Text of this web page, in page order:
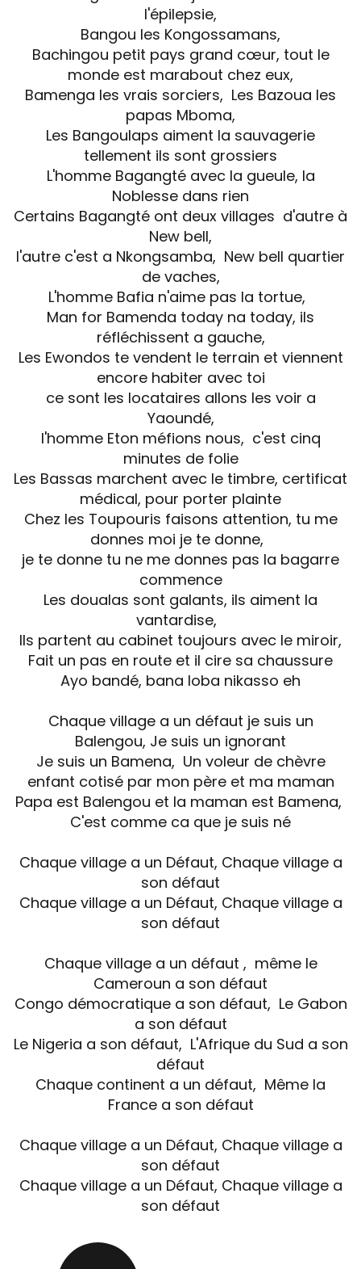
l'épilepsie,
Bangou les Kongossamans,
Bachingou petit pays grand cœur, tout le
monde est marabout chez eux,
Bamenga les vrais sorciers, Les Bazoua les
papas Mboma,
Les Bangoulaps aiment la sauvagerie
tellement ils sont grossiers
L'homme Bagangté avec la gueule, la
Noblesse dans rien
Certains Bagangté ont deux villages d'autre à
New bell,
l'autre c'est a Nkongsamba, New bell quartier
de vaches,
L'homme Bafia n'aime pas la tortue,
Man for Bamenda today na today, ils
réfléchissent a gauche,
Les Ewondos te vendent le terrain et viennent
encore habiter avec toi
ce sont les locataires allons les voir a
Yaoundé,
l'homme Eton méfions nous, c'est cinq
minutes de folie
Les Bassas marchent avec le timbre, certificat
médical, pour porter plainte
Chez les Toupouris faisons attention, tu me
donnes moi je te donne,
je te donne tu ne me donnes pas la bagarre
commence
Les doualas sont galants, ils aiment la
vantardise,
Ils partent au cabinet toujours avec le miroir,
Fait un pas en route et il cire sa chaussure
Ayo bandé, bana loba nikasso eh
Chaque village a un défaut je suis un
Balengou, Je suis un ignorant
Je suis un Bamena, Un voleur de chèvre
enfant cotisé par mon père et ma maman
Papa est Balengou et la maman est Bamena,
C'est comme ca que je suis né
Chaque village a un Défaut, Chaque village a
son défaut
Chaque village a un Défaut, Chaque village a
son défaut
Chaque village a un défaut , même le
Cameroun a son défaut
Congo démocratique a son défaut, Le Gabon
a son défaut
Le Nigeria a son défaut, L'Afrique du Sud a son
défaut
Chaque continent a un défaut, Même la
France a son défaut
Chaque village a un Défaut, Chaque village a
son défaut
Chaque village a un Défaut, Chaque village a
son défaut